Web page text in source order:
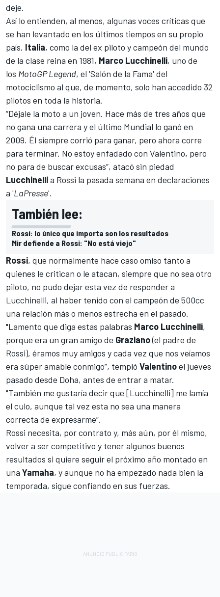
deje.
Así lo entienden, al menos, algunas voces críticas que
se han levantado en los últimos tiempos en su propio
país, Italia, como la del ex piloto y campeón del mundo
de la clase reina en 1981, Marco Lucchinelli, uno de
los MotoGP Legend, el 'Salón de la Fama' del
motociclismo al que, de momento, solo han accedido 32
pilotos en toda la historia.
“Déjale la moto a un joven. Hace más de tres años que
no gana una carrera y el último Mundial lo ganó en
2009. Él siempre corrió para ganar, pero ahora corre
para terminar. No estoy enfadado con Valentino, pero
no para de buscar excusas”, atacó sin piedad
Lucchinellia Rossi la pasada semana en declaraciones
a 'LaPresse'.
También lee:
Rossi: lo único que importa son los resultados
Mir defiende a Rossi: "No está viejo"
Rossi, que normalmente hace caso omiso tanto a
quienes le critican o le atacan, siempre que no sea otro
piloto, no pudo dejar esta vez de responder a
Lucchinelli, al haber tenido con el campeón de 500cc
una relación más o menos estrecha en el pasado.
"Lamento que diga estas palabras Marco Lucchinelli,
porque era un gran amigo de Graziano(el padre de
Rossi), éramos muy amigos y cada vez que nos veíamos
era súper amable conmigo”, templó Valentinoel jueves
pasado desde Doha, antes de entrar a matar.
"También me gustaría decir que [Lucchinelli] me lamía
el culo, aunque tal vez esta no sea una manera
correcta de expresarme”.
Rossi necesita, por contrato y, más aún, por él mismo,
volver a ser competitivo y tener algunos buenos
resultados si quiere seguir el próximo año montado en
una Yamaha, y aunque no ha empezado nada bien la
temporada, sigue confiando en sus fuerzas.